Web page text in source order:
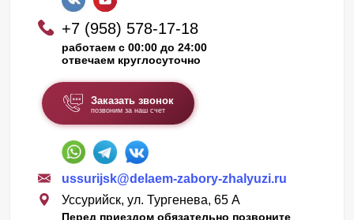
+7 (958) 578-17-18
работаем с 00:00 до 24:00
отвечаем круглосуточно
Заказать звонок
позвоним за наш счет
ussurijsk@delaem-zabory-zhalyuzi.ru
Уссурийск, ул. Тургенева, 65 А
Перед приездом обязательно позвоните